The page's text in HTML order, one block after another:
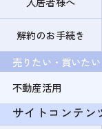
解約のお手続き
売りたい・買いたい
不動産活用
サイトコンテン